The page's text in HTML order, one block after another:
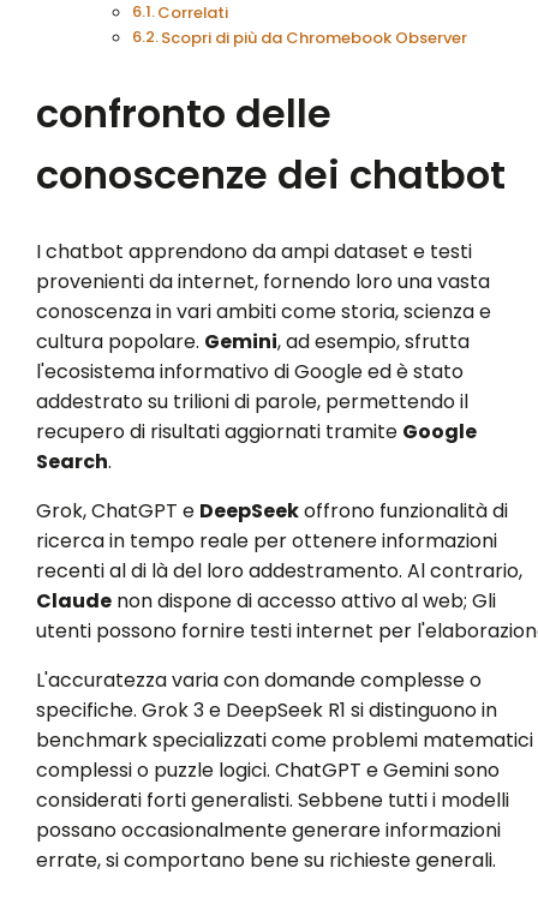
Correlati
Scopri di più da Chromebook Observer
confronto delle
conoscenze dei chatbot
I chatbot apprendono da ampi dataset e testi
provenienti da internet, fornendo loro una vasta
conoscenza in vari ambiti come storia, scienza e
cultura popolare. Gemini, ad esempio, sfrutta
l'ecosistema informativo di Google ed è stato
addestrato su trilioni di parole, permettendo il
recupero di risultati aggiornati tramite Google
Search.
Grok, ChatGPT e DeepSeekoffrono funzionalità di
ricerca in tempo reale per ottenere informazioni
recenti al di là del loro addestramento. Al contrario,
Claudenon dispone di accesso attivo al web; Gli
utenti possono fornire testi internet per
L'accuratezza varia con domande complesse o
specifiche. Grok 3 e DeepSeek R1 si distinguono in
benchmark specializzati come problemi matematici
complessi o puzzle logici. ChatGPT e Gemini sono
considerati forti generalisti. Sebbene tutti i modelli
possano occasionalmente generare informazioni
errate, si comportano bene su richieste generali.